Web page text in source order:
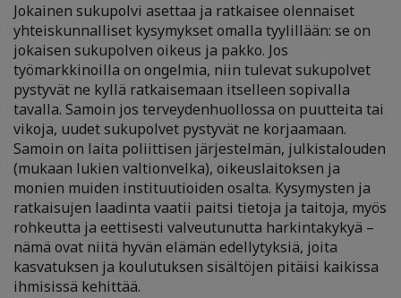
Jokainen sukupolvi asettaa ja ratkaisee olennaiset
yhteiskunnalliset kysymykset omalla tyylillään: se on
jokaisen sukupolven oikeus ja pakko. Jos
työmarkkinoilla on ongelmia, niin tulevat sukupolvet
pystyvät ne kyllä ratkaisemaan itselleen sopivalla
tavalla. Samoin jos terveydenhuollossa on puutteita tai
vikoja, uudet sukupolvet pystyvät ne korjaamaan.
Samoin on laita poliittisen järjestelmän, julkistalouden
(mukaan lukien valtionvelka), oikeuslaitoksen ja
monien muiden instituutioiden osalta. Kysymysten ja
ratkaisujen laadinta vaatii paitsi tietoja ja taitoja, myös
rohkeutta ja eettisesti valveutunutta harkintakykyä –
nämä ovat niitä hyvän elämän edellytyksiä, joita
kasvatuksen ja koulutuksen sisältöjen pitäisi kaikissa
ihmisissä kehittää.